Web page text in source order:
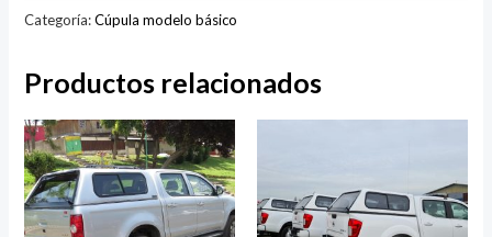
Categoría:Cúpula modelo básico
Productos relacionados